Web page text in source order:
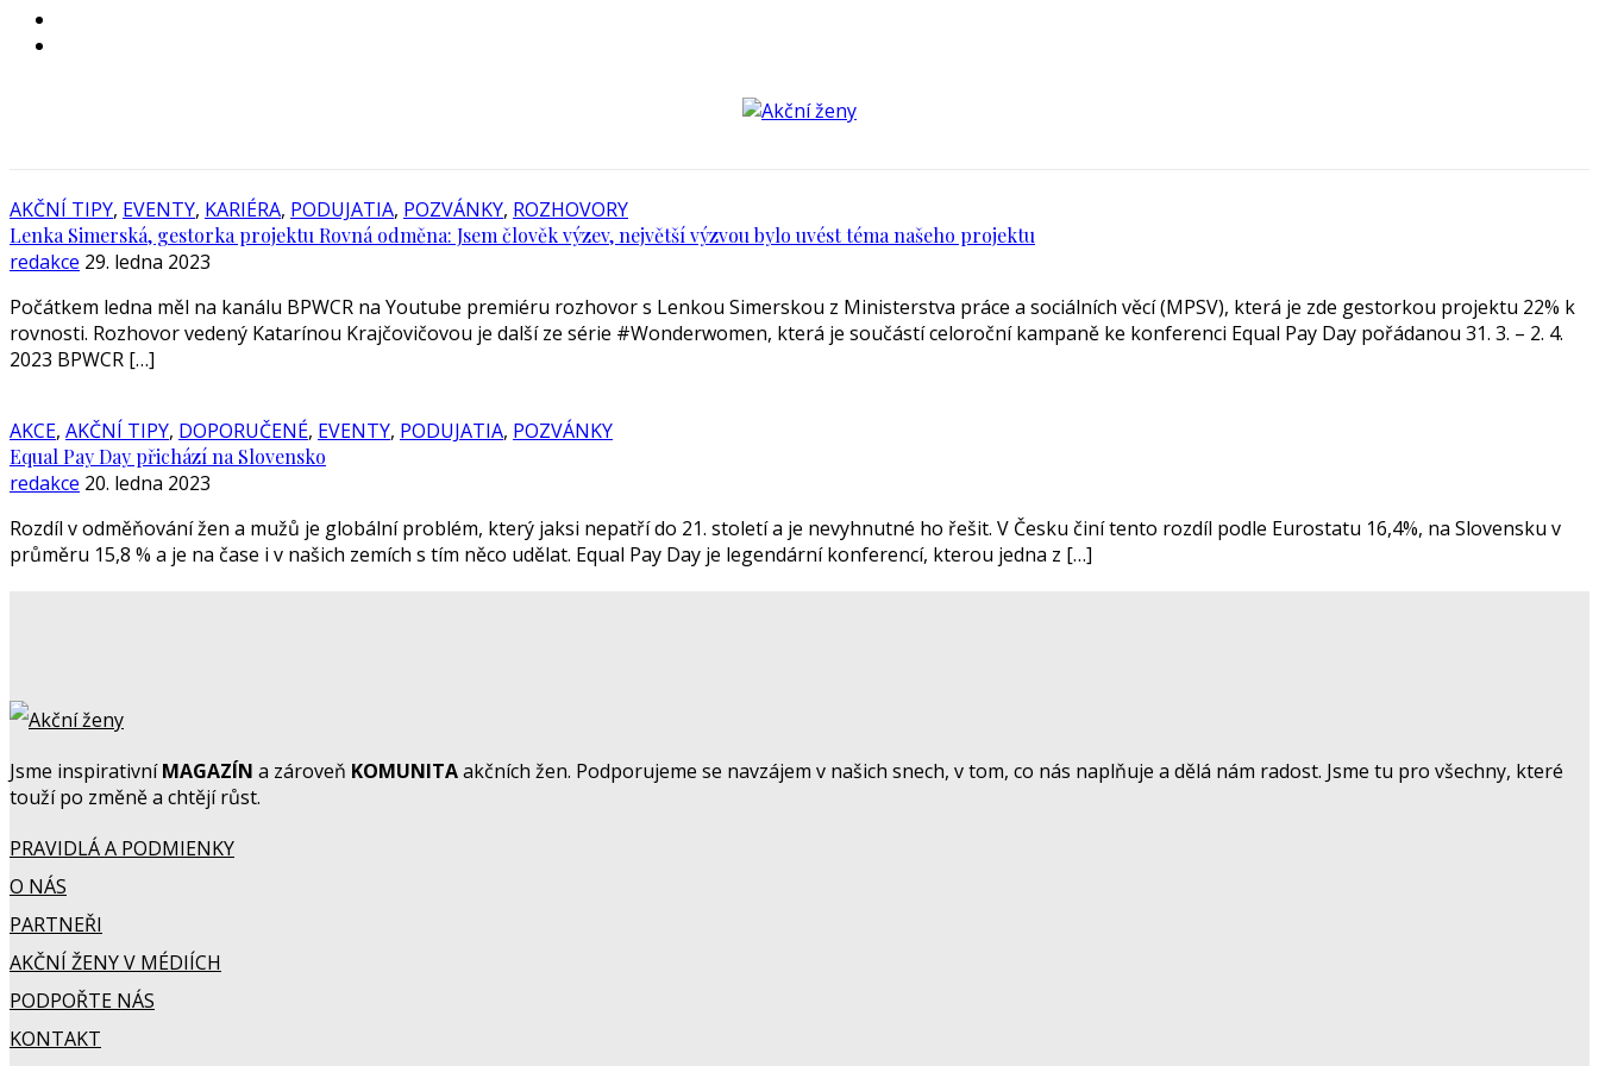
AKČNÍ TIPY, EVENTY, KARIÉRA, PODUJATIA, POZVÁNKY, ROZHOVORY
Lenka Simerská, gestorka projektu Rovná odměna: Jsem člověk výzev, největší výzvou bylo uvést téma našeho projektu
redakce 29. ledna 2023
Počátkem ledna měl na kanálu BPWCR na Youtube premiéru rozhovor s Lenkou Simerskou z Ministerstva práce a sociálních věcí (MPSV), která je zde gestorkou projektu 22% k
rovnosti. Rozhovor vedený Katarínou Krajčovičovou je další ze série #Wonderwomen, která je součástí celoroční kampaně ke konferenci Equal Pay Day pořádanou 31. 3. – 2. 4.
2023 BPWCR […]
AKCE, AKČNÍ TIPY, DOPORUČENÉ, EVENTY, PODUJATIA, POZVÁNKY
Equal Pay Day přichází na Slovensko
redakce 20. ledna 2023
Rozdíl v odměňování žen a mužů je globální problém, který jaksi nepatří do 21. století a je nevyhnutné ho řešit. V Česku činí tento rozdíl podle Eurostatu 16,4%, na Slovensku v
průměru 15,8 % a je na čase i v našich zemích s tím něco udělat. Equal Pay Day je legendární konferencí, kterou jedna z […]
Jsme inspirativníMAGAZÍN a zároveň KOMUNITAakčních žen. Podporujeme se navzájem v našich snech, v tom, co nás naplňuje a dělá nám radost. Jsme tu pro všechny, které
touží po změně a chtějí růst.
PRAVIDLÁ A PODMIENKY
O NÁS
PARTNEŘI
AKČNÍ ŽENY V MÉDIÍCH
PODPOŘTE NÁS
KONTAKT